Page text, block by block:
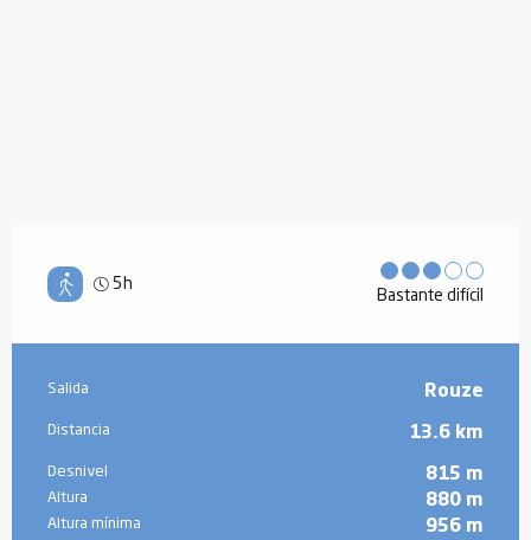
5h
Bastante difícil
Información práctica
Salida Rouze
Distancia 13.6 km
Desnivel 815 m
Altura 880 m
Altura mínima 956 m